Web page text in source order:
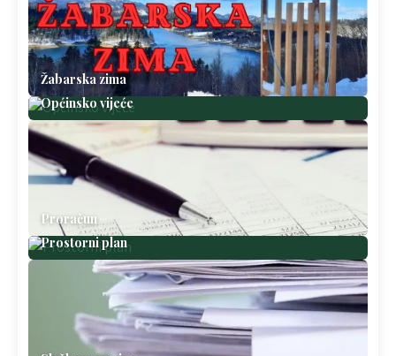
Žabarska zima
Općinsko vijeće
Proračun
Prostorni plan